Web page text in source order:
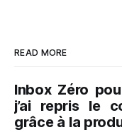
READ MORE
Inbox Zéro
j’ai repris le
grâce à la